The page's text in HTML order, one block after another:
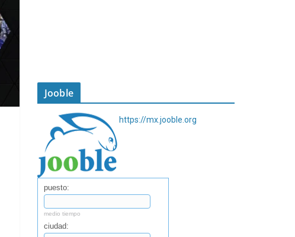
Jooble
https://mx.jooble.org
puesto:
medio tiempo
ciudad: